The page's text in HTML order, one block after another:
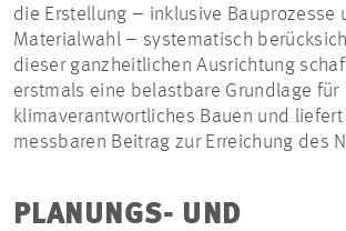
die Erstellung – inklusive Bauprozesse
Materialwahl – systematisch
dieser ganzheitlichen Ausrichtung
erstmals eine belastbare Grundlage für
klimaverantwortliches Bauen und liefert
messbaren Beitrag zur Erreichung des
PLANUNGS- UND